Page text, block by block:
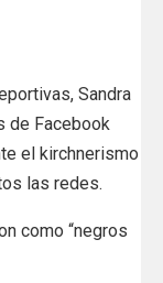
Sandra
de Facebook
el kirchnerismo
las redes.
como “negros